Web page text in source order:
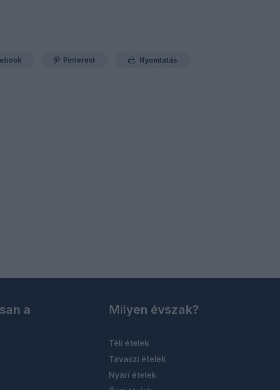
Pinterest Nyomtatás
a
Milyen évszak?
Téli ételek
Tavaszi ételek
Nyári ételek